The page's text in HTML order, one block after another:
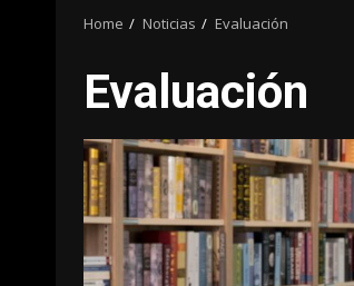
Home Noticias Evaluación
Evaluación